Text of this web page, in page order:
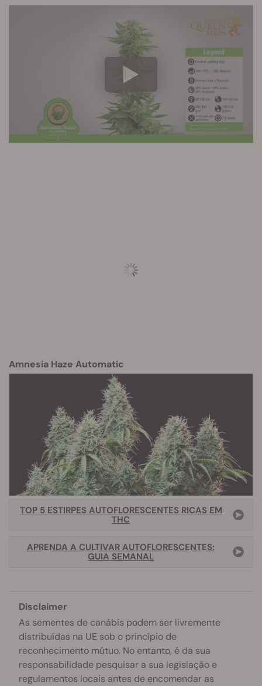
Amnesia Haze Automatic
TOP 5 ESTIRPES AUTOFLORESCENTES RICAS EM
THC
APRENDA A CULTIVAR AUTOFLORESCENTES:
GUIA SEMANAL
Disclaimer
As sementes de canábis podem ser livremente
distribuídas na UE sob o princípio de
reconhecimento mútuo. No entanto, é da sua
responsabilidade pesquisar a sua legislação e
regulamentos locais antes de encomendar as